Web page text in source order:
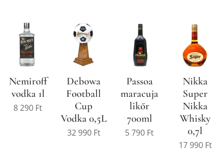
Nemiroff
vodka 1l
8 290 Ft
Debowa
Football
Cup
Vodka 0,5L
32 990Ft
Passoa
maracuja
likőr
700ml
5 790 Ft
Nikka
Super
Nikka
Whisky
0,7l
17 990Ft